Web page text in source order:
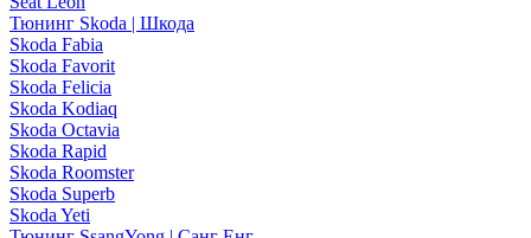
Тюнинг Skoda | Шкода
Skoda Fabia
Skoda Favorit
Skoda Felicia
Skoda Kodiaq
Skoda Octavia
Skoda Rapid
Skoda Roomster
Skoda Superb
Skoda Yeti